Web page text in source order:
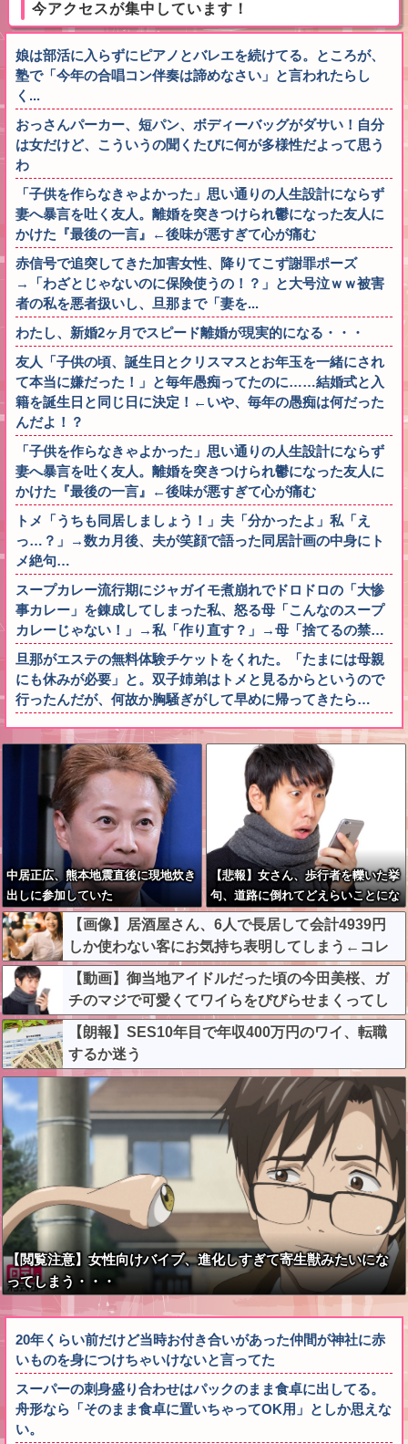
今アクセスが集中しています！
娘は部活に入らずにピアノとバレエを続けてる。ところが、
塾で「今年の合唱コン伴奏は諦めなさい」と言われたらし
く...
おっさんパーカー、短パン、ボディーバッグがダサい！自分
は女だけど、こういうの聞くたびに何が多様性だよって思う
わ
「子供を作らなきゃよかった」思い通りの人生設計にならず
妻へ暴言を吐く友人。離婚を突きつけられ鬱になった友人に
かけた『最後の一言』←後味が悪すぎて心が痛む
赤信号で追突してきた加害女性、降りてこず謝罪ポーズ
→「わざとじゃないのに保険使うの！？」と大号泣ｗｗ被害
者の私を悪者扱いし、旦那まで「妻を...
わたし、新婚2ヶ月でスピード離婚が現実的になる・・・
友人「子供の頃、誕生日とクリスマスとお年玉を一緒にされ
て本当に嫌だった！」と毎年愚痴ってたのに……結婚式と入
籍を誕生日と同じ日に決定！←いや、毎年の愚痴は何だった
んだよ！？
「子供を作らなきゃよかった」思い通りの人生設計にならず
妻へ暴言を吐く友人。離婚を突きつけられ鬱になった友人に
かけた『最後の一言』←後味が悪すぎて心が痛む
トメ「うちも同居しましょう！」夫「分かったよ」私「え
っ…？」→数カ月後、夫が笑顔で語った同居計画の中身にト
メ絶句…
スープカレー流行期にジャガイモ煮崩れでドロドロの「大惨
事カレー」を錬成してしまった私、怒る母「こんなのスープ
カレーじゃない！」→私「作り直す？」→母「捨てるの禁…
旦那がエステの無料体験チケットをくれた。「たまには母親
にも休みが必要」と。双子姉弟はトメと見るからというので
行ったんだが、何故か胸騒ぎがして早めに帰ってきたら…
中居正広、熊本地震直後に現地炊き
出しに参加していた
【悲報】女さん、歩行者を轢いた挙
句、道路に倒れてどえらいことにな
ってしまうw w w w w w w
【画像】居酒屋さん、6人で長居して会計4939円
しか使わない客にお気持ち表明してしまう←コレ
どっちが悪いんや？？？？？？
【動画】御当地アイドルだった頃の今田美桜、ガ
チのマジで可愛くてワイらをびびらせまくってし
まうw w w w w w w w
【朗報】SES10年目で年収400万円のワイ、転職
するか迷う
【閲覧注意】女性向けバイブ、進化しすぎて寄生獣みたいにな
ってしまう・・・
20年くらい前だけど当時お付き合いがあった仲間が神社に赤
いものを身につけちゃいけないと言ってた
スーパーの刺身盛り合わせはパックのまま食卓に出してる。
舟形なら「そのまま食卓に置いちゃってOK用」としか思えな
い。